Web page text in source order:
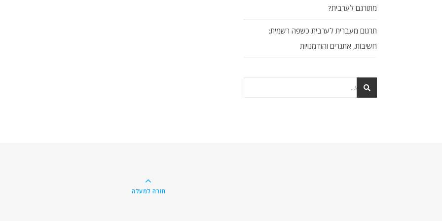
מתורגם לערבית?
תרגום מעברית לערבית כשפה רשמית:
חשיבות, אתגרים והזדמנויות
חזרה למעלה